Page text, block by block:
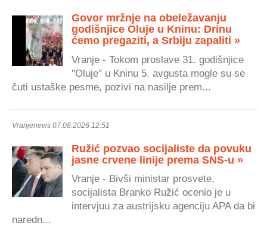
Govor mržnje na obeležavanju
godišnjice Oluje u Kninu: Drinu
ćemo pregaziti, a Srbiju zapaliti »
Vranje - Tokom proslave 31. godišnjice
"Oluje" u Kninu 5. avgusta mogle su se
čuti ustaške pesme, pozivi na nasilje prem...
Vranjenews 07.08.2026 12:51
Ružić pozvao socijaliste da povuku
jasne crvene linije prema SNS-u »
Vranje - Bivši ministar prosvete,
socijalista Branko Ružić ocenio je u
intervjuu za austrijsku agenciju APA da bi
naredn...